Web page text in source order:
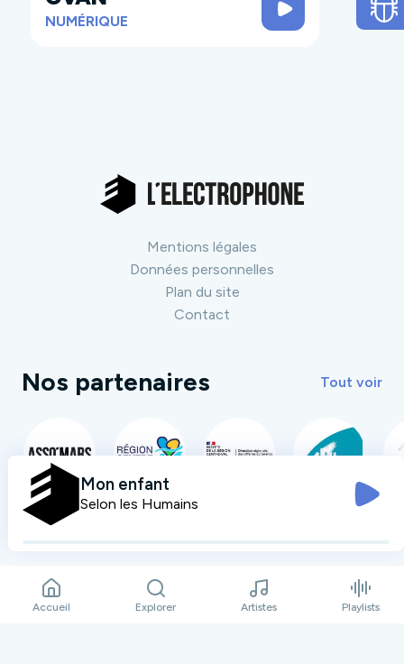
NUMÉRIQUE
Mentions légales
Données personnelles
Plan du site
Contact
Nos partenaires Tout voir
Mon enfant
Selon les Humains
Accueil Explorer Artistes Playlists